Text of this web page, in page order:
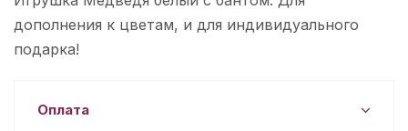
дополнения к цветам, и для индивидуального
подарка!
Оплата